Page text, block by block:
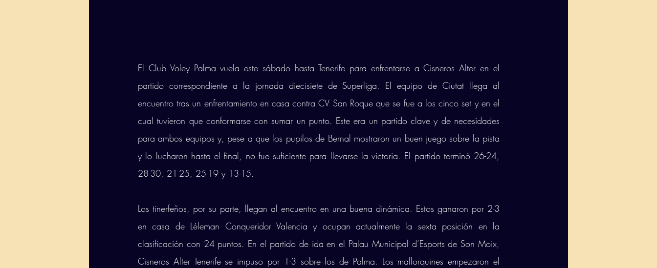
El Club Voley Palma vuela este sábado hasta Tenerife para enfrentarse a Cisneros Alter en el
partido correspondiente a la jornada diecisiete de Superliga. El equipo de Ciutat llega al
encuentro tras un enfrentamiento en casa contra CV San Roque que se fue a los cinco set y en el
cual tuvieron que conformarse con sumar un punto. Este era un partido clave y de necesidades
para ambos equipos y, pese a que los pupilos de Bernal mostraron un buen juego sobre la pista
y lo lucharon hasta el final, no fue suficiente para llevarse la victoria. El partido terminó 26-24,
28-30, 21-25, 25-19 y 13-15.
Los tinerfeños, por su parte, llegan al encuentro en una buena dinámica. Estos ganaron por 2-3
en casa de Léleman Conqueridor Valencia y ocupan actualmente la sexta posición en la
clasificación con 24 puntos. En el partido de ida en el Palau Municipal d’Esports de Son Moix,
Cisneros Alter Tenerife se impuso por 1-3 sobre los de Palma. Los mallorquines empezaron el